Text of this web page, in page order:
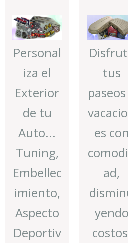
Personal
iza el
Exterior
de tu
Auto...
Tuning,
Embellec
imiento,
Aspecto
Deportiv
tus
es con
ad,
yendo